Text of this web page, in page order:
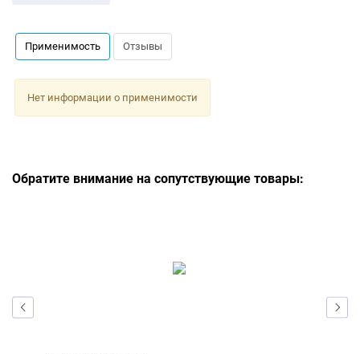
Применимость Отзывы
Нет информации о применимости
Обратите внимание на сопутствующие товары: